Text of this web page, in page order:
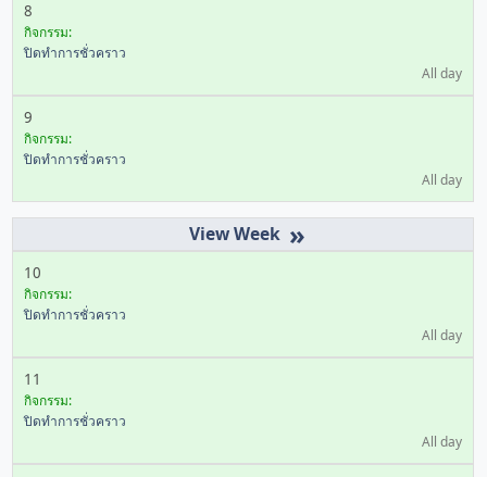
8
กิจกรรม:
ปิดทำการชั่วคราว
All day
9
กิจกรรม:
ปิดทำการชั่วคราว
All day
»
10
กิจกรรม:
ปิดทำการชั่วคราว
All day
11
กิจกรรม:
ปิดทำการชั่วคราว
All day